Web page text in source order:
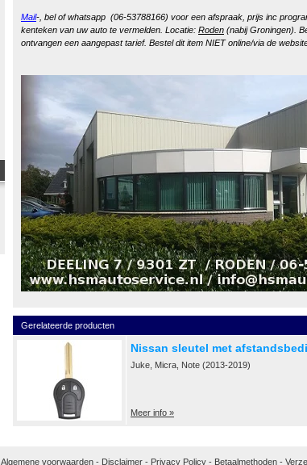
Mail-, bel of whatsapp (06-53788166) voor een afspraak, prijs inc
kenteken van uw auto te vermelden. Locatie: Roden (nabij Groningen).
ontvangen een aangepast tarief. Bestel dit item NIET online/via de
Gerelateerde producten
Nissan sleutel met
Juke, Micra, Note (2013-2019)
Meer info »
Algemene voorwaarden- Disclaimer- Privacy Policy- Betaalmethoden-